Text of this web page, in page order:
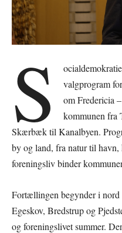
S
valgprogram
om Fredericia
kommunen fra
Skærbæk til Kanalbyen.
by og land, fra natur til
foreningsliv binder
Fortællingen begynder i
Egeskov, Bredstrup og
og foreningslivet summer.